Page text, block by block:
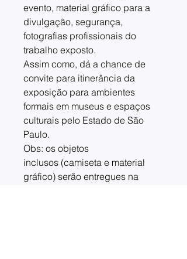
evento, material gráfico para a
divulgação, segurança,
fotografias profissionais do
trabalho exposto.
Assim como, dá a chance de
convite para itinerância da
exposição para ambientes
formais em museus e espaços
culturais pelo Estado de São
Paulo.
Obs: os objetos
inclusos (camiseta e material
gráfico) serão entregues na